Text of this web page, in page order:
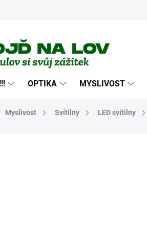
OPTIKA MYSLIVOST
Myslivost Svítilny LED svítilny